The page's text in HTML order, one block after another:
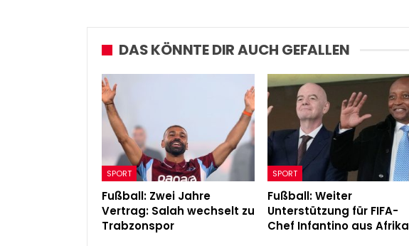
DAS KÖNNTE DIR AUCH GEFALLEN
SPORT
Fußball: Zwei Jahre
Vertrag: Salah wechselt zu
Trabzonspor
SPORT
Fußball: Weiter
Unterstützung für FIFA-
Chef Infantino aus Afrika